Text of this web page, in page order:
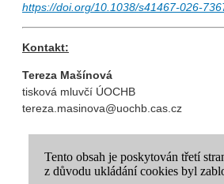
https://doi.org/10.1038/s41467-026-
Kontakt:
Tereza Mašínová
tisková mluvčí ÚOCHB
tereza.masinova@uochb.cas.cz